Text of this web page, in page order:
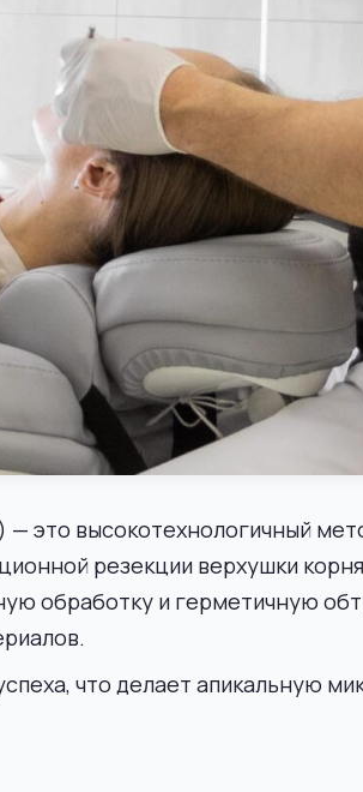
это высокотехнологичный
резекции верхушки
обработку и герметичную
что делает апикальную